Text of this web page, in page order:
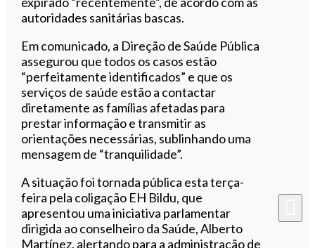
autoridades sanitárias bascas.
Em comunicado, a Direção de Saúde Pública
assegurou que todos os casos estão
“perfeitamente identificados” e que os
serviços de saúde estão a contactar
diretamente as famílias afetadas para
prestar informação e transmitir as
orientações necessárias, sublinhando uma
mensagem de “tranquilidade”.
A situação foi tornada pública esta terça-
feira pela coligação EH Bildu, que
apresentou uma iniciativa parlamentar
dirigida ao conselheiro da Saúde, Alberto
Martínez, alertando para a administração de